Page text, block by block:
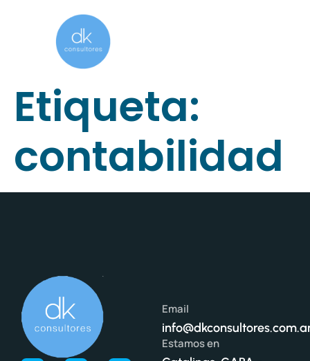
Etiqueta:
contabilidad
Email
Estamos en